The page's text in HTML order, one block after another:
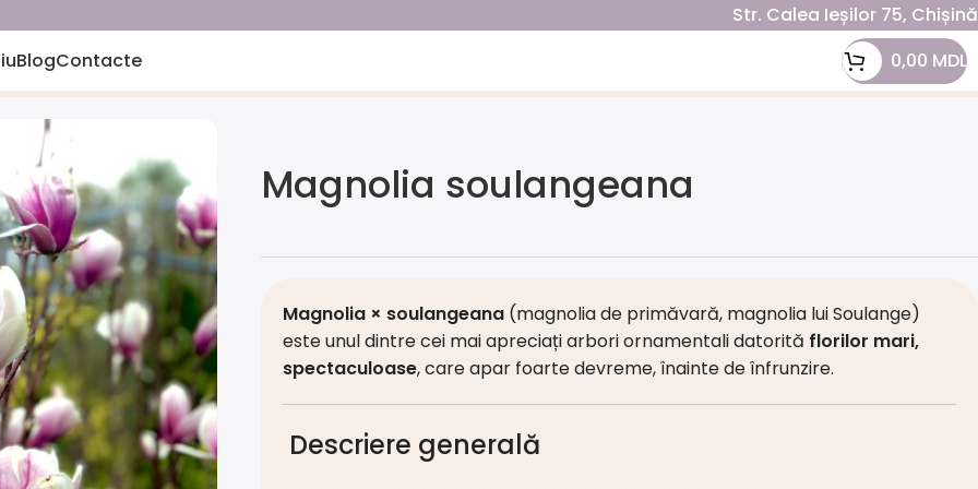
Str. Calea Ieșilor 75,
BlogContacte 0,00 MDL
Magnolia soulangeana
Magnolia × soulangeana (magnolia de primăvară, magnolia lui Soulange)
este unul dintre cei mai apreciați arbori ornamentali datorită florilor mari,
spectaculoase, care apar foarte devreme, înainte de înfrunzire.
Descriere generală